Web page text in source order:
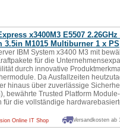
x3400M3 E5507
3.5in M1015 Multiburner 1 x PS
IBM System x3400 M3 mit
für die
durch innovative
Da Ausfallzeiten
hinaus über zuverlässige
bewährte Trusted Platform
für die vollständige
Online IT Shop Versandkosten ab